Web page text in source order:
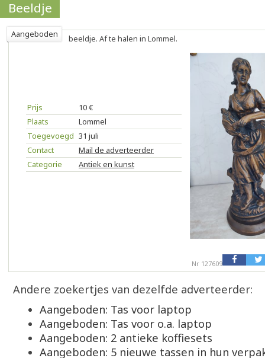
Beeldje
Aangeboden beeldje. Af te halen in Lommel.
Prijs
10 €
Plaats
Lommel
Toegevoegd 31 juli
Contact
Mail de adverteerder
Categorie
Antiek en kunst
Nr 127609
Andere zoekertjes van dezelfde adverteerder:
Aangeboden: Tas voor laptop
Aangeboden: Tas voor o.a. laptop
Aangeboden: 2 antieke koffiesets
Aangeboden: 5 nieuwe tassen in hun